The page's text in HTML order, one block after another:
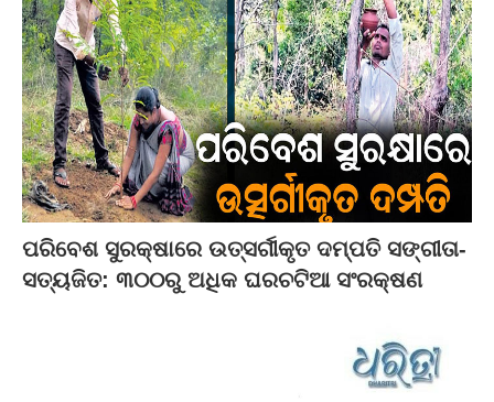
ପରିବେଶ ସୁରକ୍ଷାରେ ଉତ୍ସର୍ଗୀକୃତ ଦମ୍ପତି ସଙ୍ଗୀତା-
ସତ୍ୟଜିତ: ୩୦୦ରୁ ଅଧିକ ଘରଚଟିଆ ସଂରକ୍ଷଣ